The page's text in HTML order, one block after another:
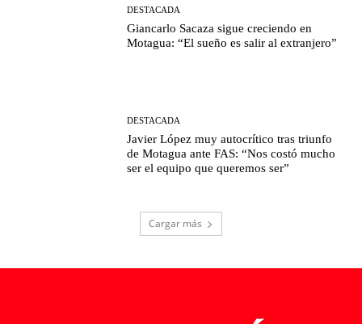
DESTACADA
Giancarlo Sacaza sigue creciendo en
Motagua: “El sueño es salir al extranjero”
DESTACADA
Javier López muy autocrítico tras triunfo
de Motagua ante FAS: “Nos costó mucho
ser el equipo que queremos ser”
Cargar más